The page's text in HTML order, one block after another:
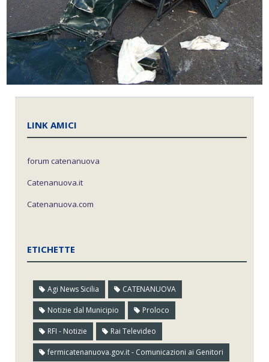
LINK AMICI
forum catenanuova
Catenanuova.it
Catenanuova.com
ETICHETTE
Agi News Sicilia CATENANUOVA
Notizie dal Municipio Proloco
RFI - Notizie Rai Televideo
fermicatenanuova.gov.it - Comunicazioni ai Genitori